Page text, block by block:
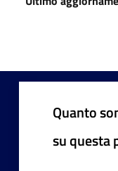
Quanto
su questa